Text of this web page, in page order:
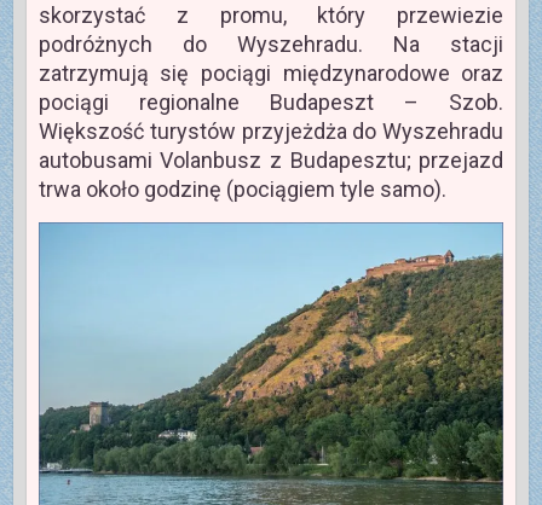
skorzystać z promu, który przewiezie
podróżnych do Wyszehradu. Na stacji
zatrzymują się pociągi międzynarodowe oraz
pociągi regionalne Budapeszt – Szob.
Większość turystów przyjeżdża do Wyszehradu
autobusami Volanbusz z Budapesztu; przejazd
trwa około godzinę (pociągiem tyle samo).